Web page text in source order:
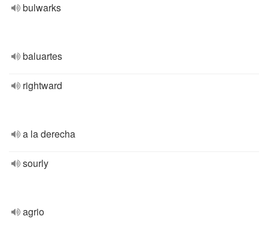
bulwarks
baluartes
rightward
a la derecha
sourly
agrio